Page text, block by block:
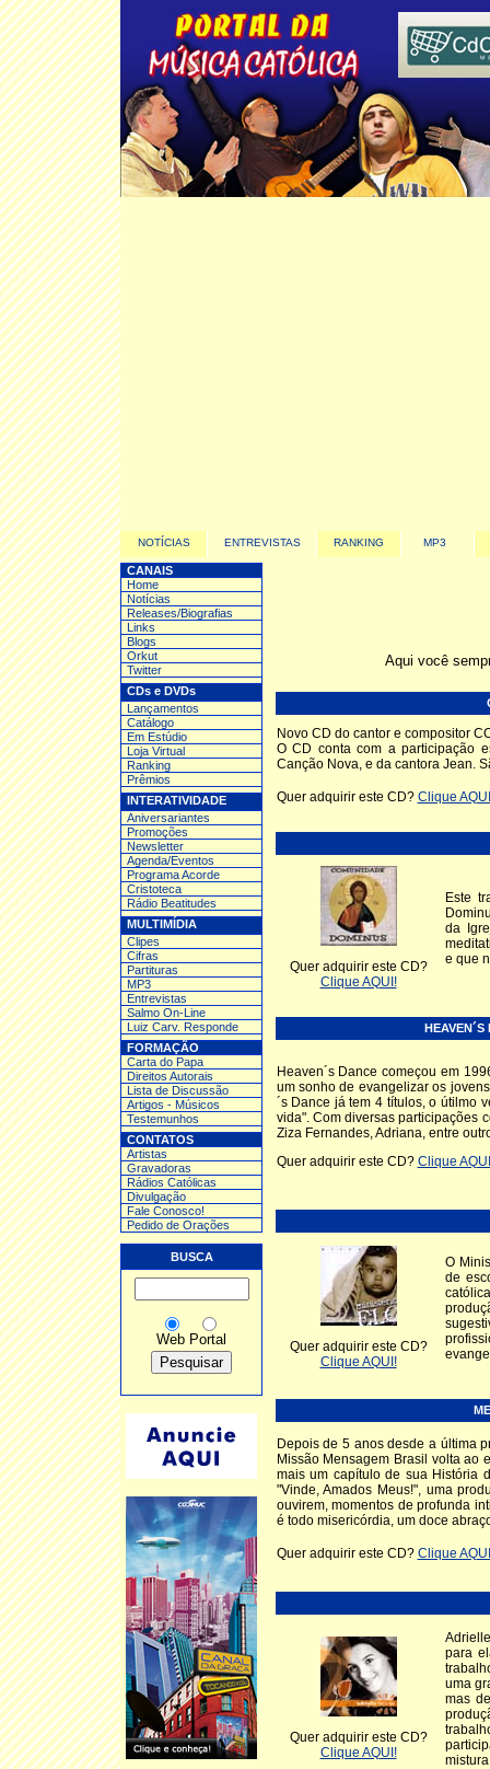
NOTÍCIAS ENTREVISTAS RANKING MP3
CANAIS
Home
Notícias
Releases/Biografias
Links
Blogs
Orkut
Twitter
CDs e DVDs
Lançamentos
Catálogo
Em Estúdio
Loja Virtual
Ranking
Prêmios
INTERATIVIDADE
Aniversariantes
Promoções
Newsletter
Agenda/Eventos
Programa Acorde
Cristoteca
Rádio Beatitudes
MULTIMÍDIA
Clipes
Cifras
Partituras
MP3
Entrevistas
Salmo On-Line
Luiz Carv. Responde
FORMAÇÃO
Carta do Papa
Direitos Autorais
Lista de Discussão
Artigos - Músicos
Testemunhos
CONTATOS
Artistas
Gravadoras
Rádios Católicas
Divulgação
Fale Conosco!
Pedido de Orações
BUSCA
Web Portal
Aqui você
Novo CD do cantor e compositor
O CD conta com a participação
Canção Nova, e da cantora Jean.
Quer adquirir este CD? Clique
Quer adquirir este CD?
Clique AQUI!
Este
da
e que
Heaven´s Dance começou em
um sonho de evangelizar os
´s Dance já tem 4 títulos, o útilmo
vida". Com diversas participações
Ziza Fernandes, Adriana, entre
Quer adquirir este CD? Clique
Quer adquirir este CD?
Clique AQUI!
O
de
Depois de 5 anos desde a última
Missão Mensagem Brasil volta ao
mais um capítulo de sua História
"Vinde, Amados Meus!", uma
ouvirem, momentos de profunda
é todo misericórdia, um doce
Quer adquirir este CD? Clique
Quer adquirir este CD?
Clique AQUI!
para
uma
mas